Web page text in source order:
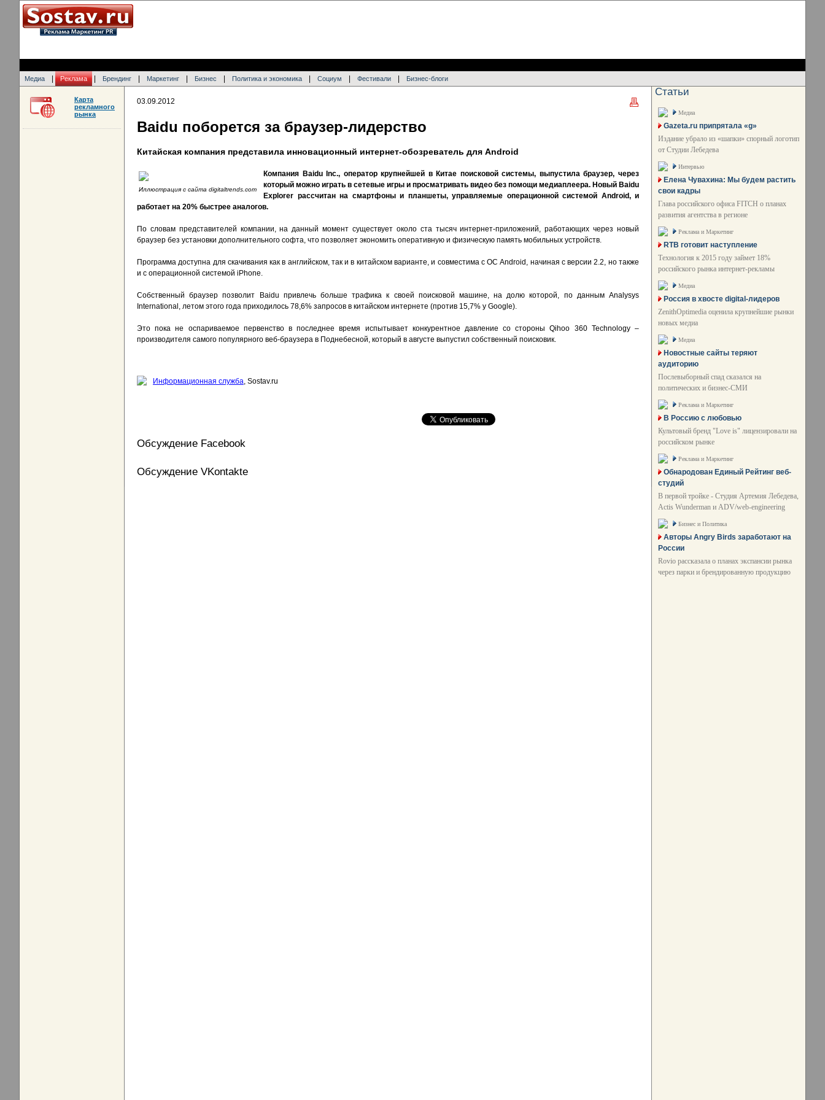
Медиа Реклама Брендинг Маркетинг Бизнес Политика и экономика Социум Фестивали Бизнес-блоги
03.09.2012
Baidu поборется за браузер-лидерство
Китайская компания представила инновационный интернет-обозреватель для Android
Иллюстрация с сайта digitaltrends.com
Компания Baidu Inc., оператор крупнейшей в Китае поисковой системы, выпустила браузер, через
который можно играть в сетевые игры и просматривать видео без помощи медиаплеера. Новый Baidu
Explorer рассчитан на смартфоны и планшеты, управляемые операционной системой Android, и
работает на 20% быстрее аналогов.
По словам представителей компании, на данный момент существует около ста тысяч интернет-приложений, работающих через новый
браузер без установки дополнительного софта, что позволяет экономить оперативную и физическую память мобильных устройств.
Программа доступна для скачивания как в английском, так и в китайском варианте, и совместима с ОС Android, начиная с версии 2.2, но также
и с операционной системой iPhone.
Собственный браузер позволит Baidu привлечь больше трафика к своей поисковой машине, на долю которой, по данным Analysys
International, летом этого года приходилось 78,6% запросов в китайском интернете (против 15,7% у Google).
Это пока не оспариваемое первенство в последнее время испытывает конкурентное давление со стороны Qihoo 360 Technology –
производителя самого популярного веб-браузера в Поднебесной, который в августе выпустил собственный поисковик.
Информационная служба, Sostav.ru
Обсуждение Facebook
Обсуждение VKontakte
Карта
рекламного
рынка
Статьи
Медиа
Gazeta.ru припрятала «g»
Издание убрало из «шапки» спорный логотип
от Студии Лебедева
Интервью
Елена Чувахина: Мы будем растить
свои кадры
Глава российского офиса FITCH о планах
развития агентства в регионе
Реклама и Маркетинг
RTB готовит наступление
Технология к 2015 году займет 18%
российского рынка интернет-рекламы
Медиа
Россия в хвосте digital-лидеров
ZenithOptimedia оценила крупнейшие рынки
новых медиа
Медиа
Новостные сайты теряют
аудиторию
Послевыборный спад сказался на
политических и бизнес-СМИ
Реклама и Маркетинг
В Россию с любовью
Культовый бренд "Love is" лицензировали на
российском рынке
Реклама и Маркетинг
Обнародован Единый Рейтинг веб-
студий
В первой тройке - Студия Артемия Лебедева,
Actis Wunderman и ADV/web-engineering
Бизнес и Политика
Авторы Angry Birds заработают на
России
Rovio рассказала о планах экспансии рынка
через парки и брендированную продукцию